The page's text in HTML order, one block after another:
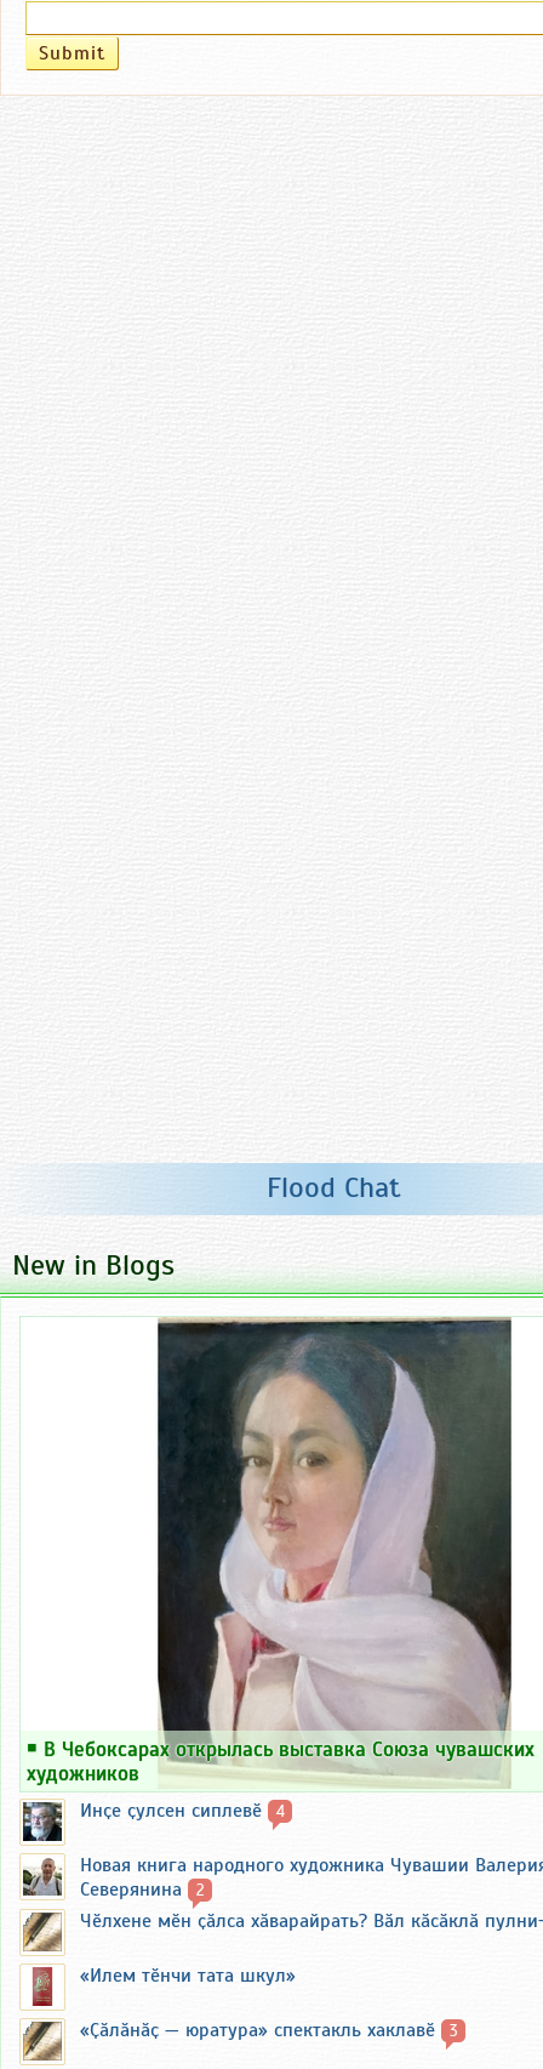
Flood Chat
New in Blogs
￭ В Чебоксарах открылась выставка Союза чувашских
художников
Инҫе ҫулсен сиплевӗ 4
Новая книга народного художника Чувашии
Северянина
2
Чӗлхене мӗн ҫӑлса хӑварайрать? Вӑл кӑсӑклӑ
«Илем тӗнчи тата шкул»
«Ҫӑлӑнӑҫ — юратура» спектакль хаклавӗ 3